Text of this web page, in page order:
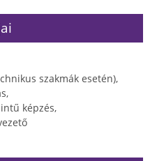
szakmák esetén),
képzés,